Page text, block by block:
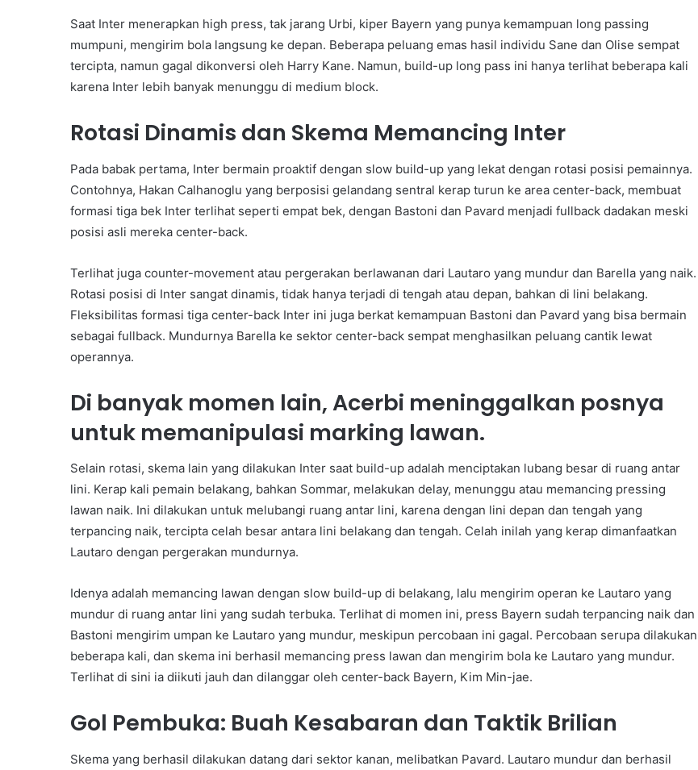
Saat Inter menerapkan high press, tak jarang Urbi, kiper Bayern yang punya kemampuan long passing
mumpuni, mengirim bola langsung ke depan. Beberapa peluang emas hasil individu Sane dan Olise sempat
tercipta, namun gagal dikonversi oleh Harry Kane. Namun, build-up long pass ini hanya terlihat beberapa kali
karena Inter lebih banyak menunggu di medium block.
Rotasi Dinamis dan Skema Memancing Inter
Pada babak pertama, Inter bermain proaktif dengan slow build-up yang lekat dengan rotasi posisi pemainnya.
Contohnya, Hakan Calhanoglu yang berposisi gelandang sentral kerap turun ke area center-back, membuat
formasi tiga bek Inter terlihat seperti empat bek, dengan Bastoni dan Pavard menjadi fullback dadakan meski
posisi asli mereka center-back.
Terlihat juga counter-movement atau pergerakan berlawanan dari Lautaro yang mundur dan Barella yang naik.
Rotasi posisi di Inter sangat dinamis, tidak hanya terjadi di tengah atau depan, bahkan di lini belakang.
Fleksibilitas formasi tiga center-back Inter ini juga berkat kemampuan Bastoni dan Pavard yang bisa bermain
sebagai fullback. Mundurnya Barella ke sektor center-back sempat menghasilkan peluang cantik lewat
operannya.
Di banyak momen lain, Acerbi meninggalkan posnya
untuk memanipulasi marking lawan.
Selain rotasi, skema lain yang dilakukan Inter saat build-up adalah menciptakan lubang besar di ruang antar
lini. Kerap kali pemain belakang, bahkan Sommar, melakukan delay, menunggu atau memancing pressing
lawan naik. Ini dilakukan untuk melubangi ruang antar lini, karena dengan lini depan dan tengah yang
terpancing naik, tercipta celah besar antara lini belakang dan tengah. Celah inilah yang kerap dimanfaatkan
Lautaro dengan pergerakan mundurnya.
Idenya adalah memancing lawan dengan slow build-up di belakang, lalu mengirim operan ke Lautaro yang
mundur di ruang antar lini yang sudah terbuka. Terlihat di momen ini, press Bayern sudah terpancing naik dan
Bastoni mengirim umpan ke Lautaro yang mundur, meskipun percobaan ini gagal. Percobaan serupa dilakukan
beberapa kali, dan skema ini berhasil memancing press lawan dan mengirim bola ke Lautaro yang mundur.
Terlihat di sini ia diikuti jauh dan dilanggar oleh center-back Bayern, Kim Min-jae.
Gol Pembuka: Buah Kesabaran dan Taktik Brilian
Skema yang berhasil dilakukan datang dari sektor kanan, melibatkan Pavard. Lautaro mundur dan berhasil